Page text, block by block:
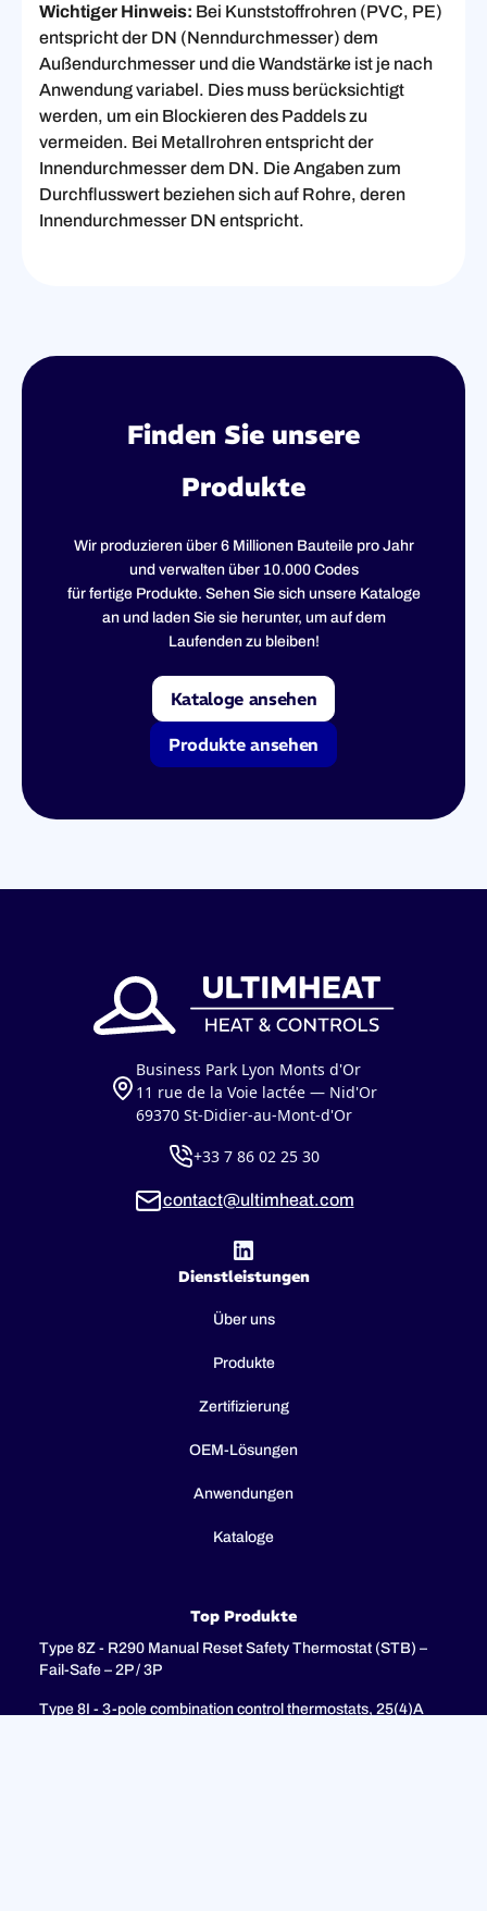
Wichtiger Hinweis: Bei Kunststoffrohren (PVC, PE)
entspricht der DN (Nenndurchmesser) dem
Außendurchmesser und die Wandstärke ist je nach
Anwendung variabel. Dies muss berücksichtigt
werden, um ein Blockieren des Paddels zu
vermeiden. Bei Metallrohren entspricht der
Innendurchmesser dem DN. Die Angaben zum
Durchflusswert beziehen sich auf Rohre, deren
Innendurchmesser DN entspricht.
Finden Sie unsere
Produkte
Wir produzieren über 6 Millionen Bauteile pro Jahr
und verwalten über 10.000 Codes
für fertige Produkte. Sehen Sie sich unsere Kataloge
an und laden Sie sie herunter, um auf dem
Laufenden zu bleiben!
Kataloge ansehen
Produkte ansehen
Business Park Lyon Monts d'Or
11 rue de la Voie lactée — Nid'Or
69370 St-Didier-au-Mont-d'Or
+33 7 86 02 25 30
contact@ultimheat.com
Dienstleistungen
Über uns
Produkte
Zertifizierung
OEM-Lösungen
Anwendungen
Kataloge
Top Produkte
Type 8Z - R290 Manual Reset Safety Thermostat (STB) –
Fail-Safe – 2P / 3P
Type 8I - 3-pole combination control thermostats, 25(4)A